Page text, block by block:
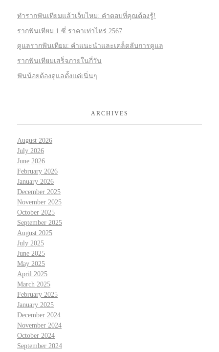
ทำรากฟันเทียมแล้วเจ็บไหม: คำตอบที่คุณต้องรู้!
รากฟันเทียม 1 ซี่ ราคาเท่าไหร่ 2567
ดูแลรากฟันเทียม: คำแนะนำและเคล็ดลับการดูแล
รากฟันเทียมเสร็จภายในกี่วัน
ฟันน้อยต้องดูแลตั้งแต่เนิ่นๆ
ARCHIVES
August 2026
July 2026
June 2026
February 2026
January 2026
December 2025
November 2025
October 2025
September 2025
August 2025
July 2025
June 2025
May 2025
April 2025
March 2025
February 2025
January 2025
December 2024
November 2024
October 2024
September 2024